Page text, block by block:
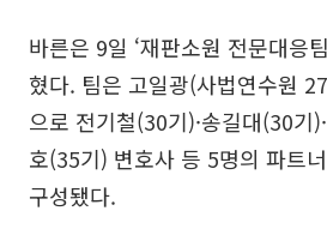
바른은 9일 ‘재판소원 전문대응
혔다. 팀은 고일광(사법연수원
으로 전기철(30기)·송길대(30기
호(35기) 변호사 등 5명의 파트
구성됐다.